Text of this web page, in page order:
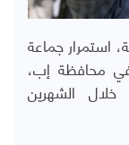
استمرار جماعة
محافظة إب،
95 شخصا، خلال الشهرين